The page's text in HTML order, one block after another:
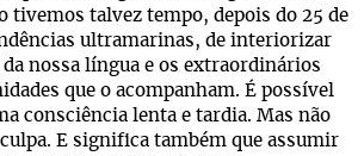
tivemos talvez tempo, depois do 25 de
ultramarinas, de interiorizar
nossa língua e os extraordinários
que o acompanham. É possível
consciência lenta e tardia. Mas não
E significa também que assumir